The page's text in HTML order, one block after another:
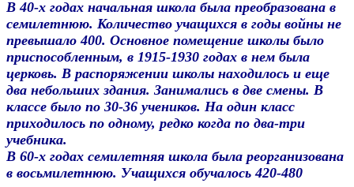
В 40-х годах начальная школа была преобразована в
семилетнюю. Количество учащихся в годы войны не
превышало 400. Основное помещение школы было
приспособленным, в 1915-1930 годах в нем была
церковь. В распоряжении школы находилось и еще
два небольших здания. Занимались в две смены. В
классе было по 30-36 учеников. На один класс
приходилось по одному, редко когда по два-три
учебника.
В 60-х годах семилетняя школа была реорганизована
в восьмилетнюю. Учащихся обучалось 420-480